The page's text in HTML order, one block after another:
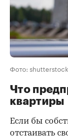
Фото: shutterstock
Что
квартиры
Если бы
отстаивать